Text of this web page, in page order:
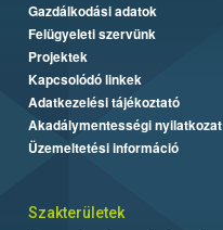
Gazdálkodási adatok
Felügyeleti szervünk
Projektek
Kapcsolódó linkek
Adatkezelési tájékoztató
Akadálymentességi nyilatkozat
Üzemeltetési információ
Szakterületek